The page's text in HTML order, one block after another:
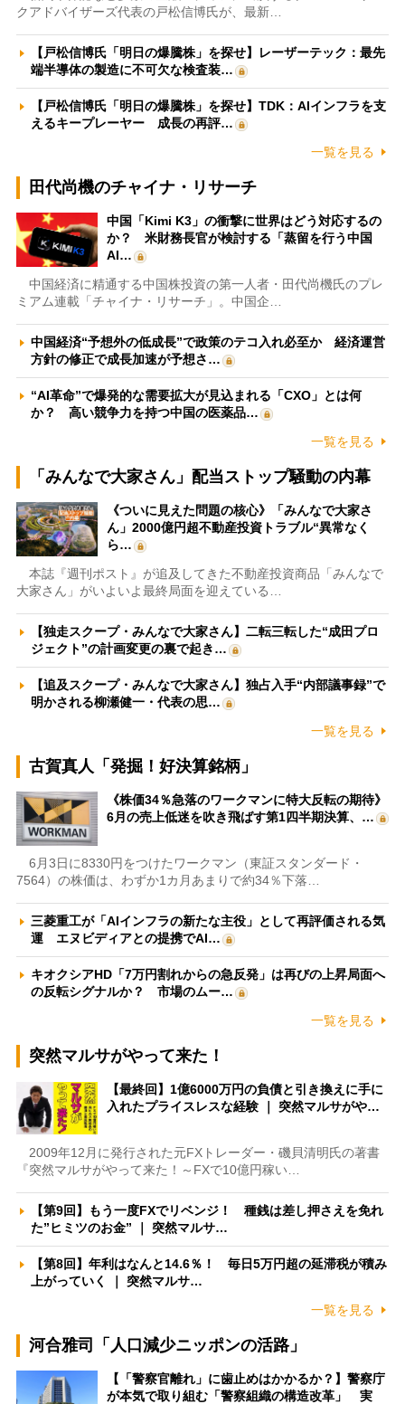
クアドバイザーズ代表の戸松信博氏が、最新…
【戸松信博氏「明日の爆騰株」を探せ】レーザーテック：最先
端半導体の製造に不可欠な検査装…
【戸松信博氏「明日の爆騰株」を探せ】TDK：AIインフラを支
えるキープレーヤー 成長の再評…
一覧を見る
田代尚機のチャイナ・リサーチ
中国「Kimi K3」の衝撃に世界はどう対応するの
か？ 米財務長官が検討する「蒸留を行う中国
AI…
中国経済に精通する中国株投資の第一人者・田代尚機氏のプレ
ミアム連載「チャイナ・リサーチ」。中国企…
中国経済“予想外の低成長”で政策のテコ入れ必至か 経済運営
方針の修正で成長加速が予想さ…
“AI革命”で爆発的な需要拡大が見込まれる「CXO」とは何
か？ 高い競争力を持つ中国の医薬品…
一覧を見る
「みんなで大家さん」配当ストップ騒動の内幕
《ついに見えた問題の核心》「みんなで大家さ
ん」2000億円超不動産投資トラブル“異常なく
ら…
本誌『週刊ポスト』が追及してきた不動産投資商品「みんなで
大家さん」がいよいよ最終局面を迎えている…
【独走スクープ・みんなで大家さん】二転三転した“成田プロ
ジェクト”の計画変更の裏で起き…
【追及スクープ・みんなで大家さん】独占入手“内部議事録”で
明かされる柳瀬健一・代表の思…
一覧を見る
古賀真人「発掘！好決算銘柄」
《株価34％急落のワークマンに特大反転の期待》
6月の売上低迷を吹き飛ばす第1四半期決算、…
6月3日に8330円をつけたワークマン（東証スタンダード・
7564）の株価は、わずか1カ月あまりで約34％下落…
三菱重工が「AIインフラの新たな主役」として再評価される気
運 エヌビディアとの提携でAI…
キオクシアHD「7万円割れからの急反発」は再びの上昇局面へ
の反転シグナルか？ 市場のムー…
一覧を見る
突然マルサがやって来た！
【最終回】1億6000万円の負債と引き換えに手に
入れたプライスレスな経験 ｜ 突然マルサがや…
2009年12月に発行された元FXトレーダー・磯貝清明氏の著書
『突然マルサがやって来た！～FXで10億円稼い…
【第9回】もう一度FXでリベンジ！ 種銭は差し押さえを免れ
た”ヒミツのお金” ｜ 突然マルサ…
【第8回】年利はなんと14.6％！ 毎日5万円超の延滞税が積み
上がっていく ｜ 突然マルサ…
一覧を見る
河合雅司「人口減少ニッポンの活路」
【「警察官離れ」に歯止めはかかるか？】警察庁
が本気で取り組む「警察組織の構造改革」 実